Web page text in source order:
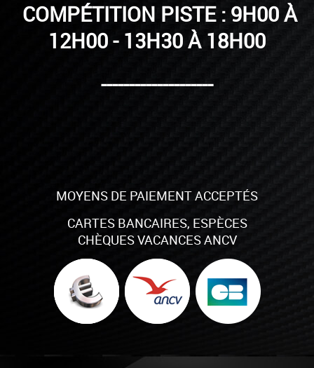
COMPÉTITION PISTE : 9H00 À
12H00 - 13H30 À 18H00
--------------------
MOYENS DE PAIEMENT ACCEPTÉS
CARTES BANCAIRES, ESPÈCES
CHÈQUES VACANCES ANCV